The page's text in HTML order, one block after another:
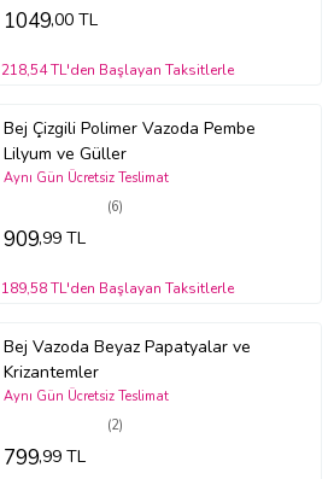
1049,00 TL
218,54 TL'den Başlayan Taksitlerle
Bej Çizgili Polimer Vazoda Pembe
Lilyum ve Güller
(6)
Aynı Gün Ücretsiz Teslimat
909,99 TL
189,58 TL'den Başlayan Taksitlerle
Bej Vazoda Beyaz Papatyalar ve
Krizantemler
(2)
Aynı Gün Ücretsiz Teslimat
799,99 TL